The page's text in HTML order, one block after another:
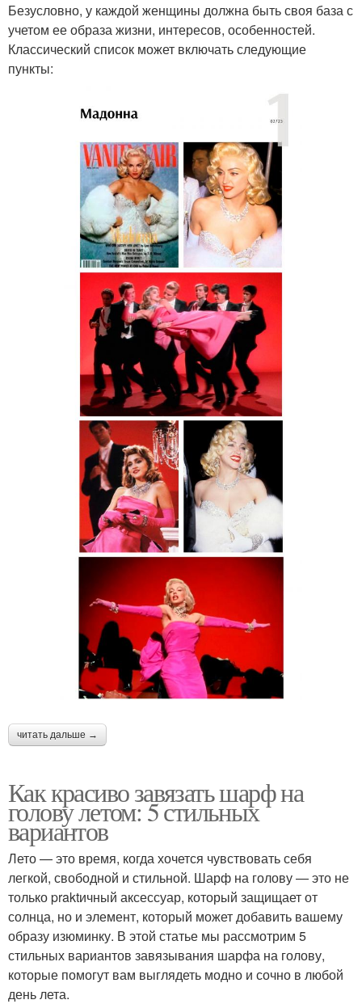
Безусловно, у каждой женщины должна быть своя база с
учетом ее образа жизни, интересов, особенностей.
Классический список может включать следующие
пункты:
читать дальше →
Как красиво завязать шарф на
голову летом: 5 стильных
вариантов
Лето — это время, когда хочется чувствовать себя
легкой, свободной и стильной. Шарф на голову — это не
только praktичный аксессуар, который защищает от
солнца, но и элемент, который может добавить вашему
образу изюминку. В этой статье мы рассмотрим 5
стильных вариантов завязывания шарфа на голову,
которые помогут вам выглядеть модно и сочно в любой
день лета.